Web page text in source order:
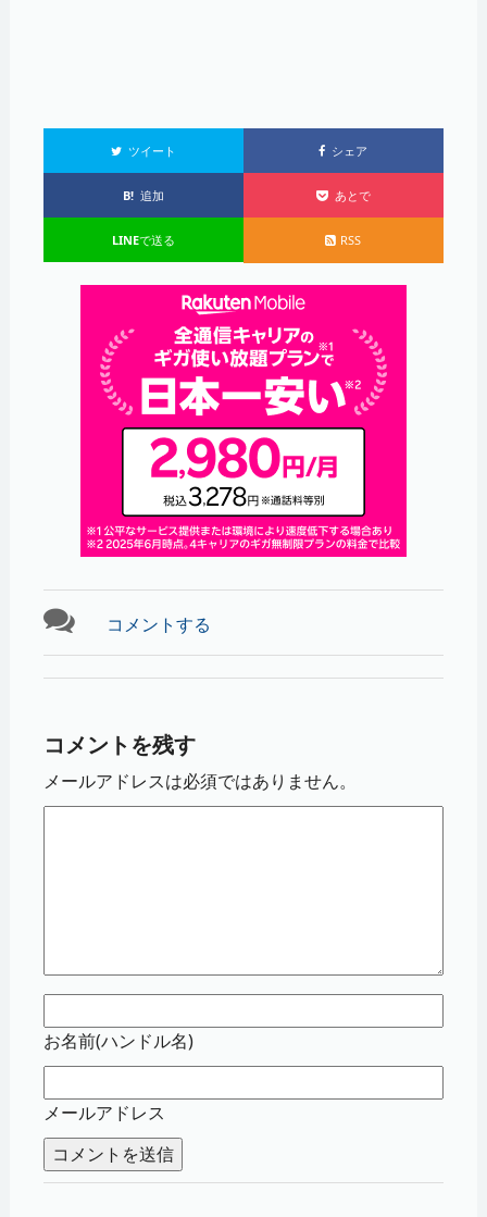
ツイート シェア
B! 追加 あとで
LINEで送る RSS
コメントする
コメントを残す
メールアドレスは必須ではありません。
お名前(ハンドル名)
メールアドレス